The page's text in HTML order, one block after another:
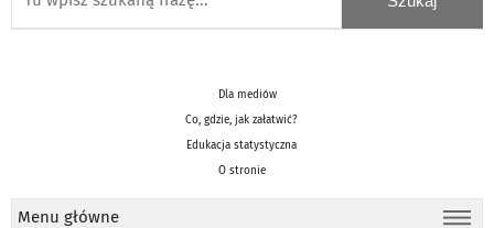
Dla mediów
Co, gdzie, jak załatwić?
Edukacja statystyczna
O stronie
Menu główne